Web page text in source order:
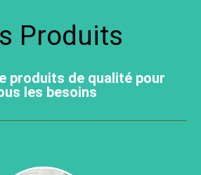
Produits
produits de qualité pour
les besoins